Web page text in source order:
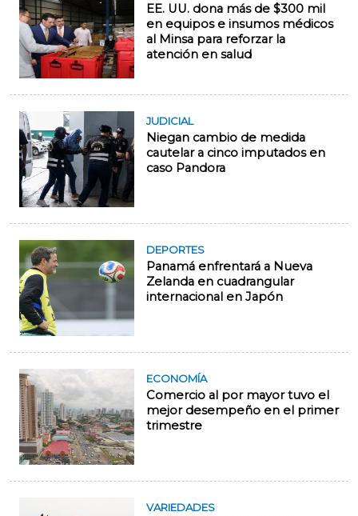
EE. UU. dona más de $300 mil
en equipos e insumos médicos
al Minsa para reforzar la
atención en salud
JUDICIAL
Niegan cambio de medida
cautelar a cinco imputados en
caso Pandora
DEPORTES
Panamá enfrentará a Nueva
Zelanda en cuadrangular
internacional en Japón
ECONOMÍA
Comercio al por mayor tuvo el
mejor desempeño en el primer
trimestre
VARIEDADES